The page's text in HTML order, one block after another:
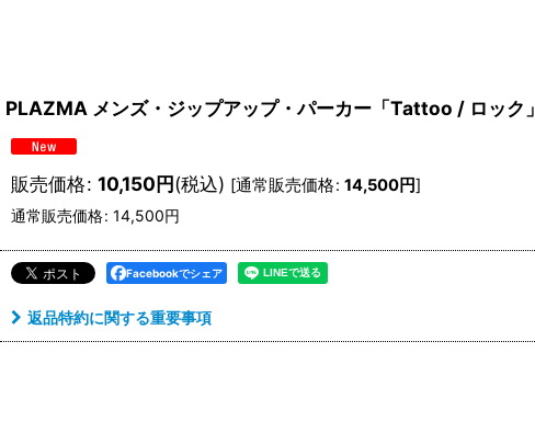
PLAZMA メンズ・ジップアップ・パーカー「Tattoo / ロック」
販売価格: 10,150円(税込) [通常販売価格: 14,500円]
通常販売価格: 14,500円
Facebookでシェア
返品特約に関する重要事項